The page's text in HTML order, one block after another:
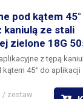
pod kątem 45°
kaniulą ze stali
zielone 18G
z tępą
45° do aplikacji
każdej igły jest
/ zestaw